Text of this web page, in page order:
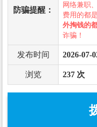
防骗提醒：
网络兼职
费用的都
外掏钱的
诈骗！
发布时间 2026-07-
浏览 237 次